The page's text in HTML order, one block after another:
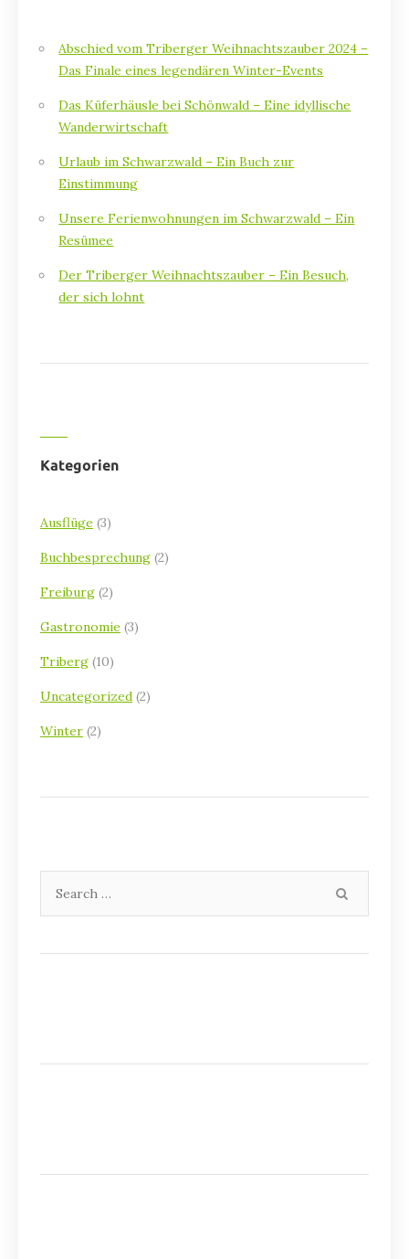
Abschied vom Triberger Weihnachtszauber 2024 –
Das Finale eines legendären Winter-Events
Das Küferhäusle bei Schönwald – Eine idyllische
Wanderwirtschaft
Urlaub im Schwarzwald – Ein Buch zur
Einstimmung
Unsere Ferienwohnungen im Schwarzwald – Ein
Resümee
Der Triberger Weihnachtszauber – Ein Besuch,
der sich lohnt
Kategorien
Ausflüge (3)
Buchbesprechung (2)
Freiburg (2)
Gastronomie (3)
Triberg (10)
Uncategorized (2)
Winter (2)
for: